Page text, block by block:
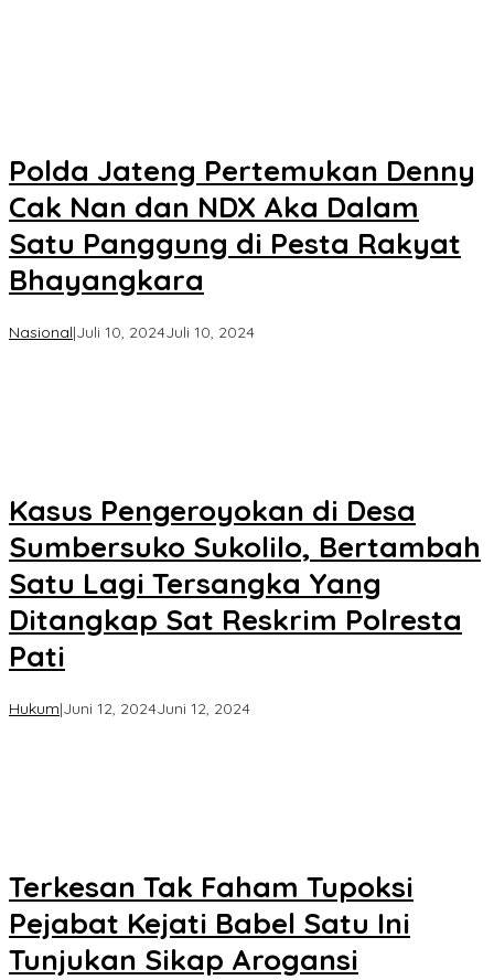
Polda Jateng Pertemukan Denny
Cak Nan dan NDX Aka Dalam
Satu Panggung di Pesta Rakyat
Bhayangkara
Nasional|Juli 10, 2024Juli 10, 2024oleh
Kasus Pengeroyokan di Desa
Sumbersuko Sukolilo, Bertambah
Satu Lagi Tersangka Yang
Ditangkap Sat Reskrim Polresta
Pati
Hukum|Juni 12, 2024Juni 12, 2024oleh
Terkesan Tak Faham Tupoksi
Pejabat Kejati Babel Satu Ini
Tunjukan Sikap Arogansi